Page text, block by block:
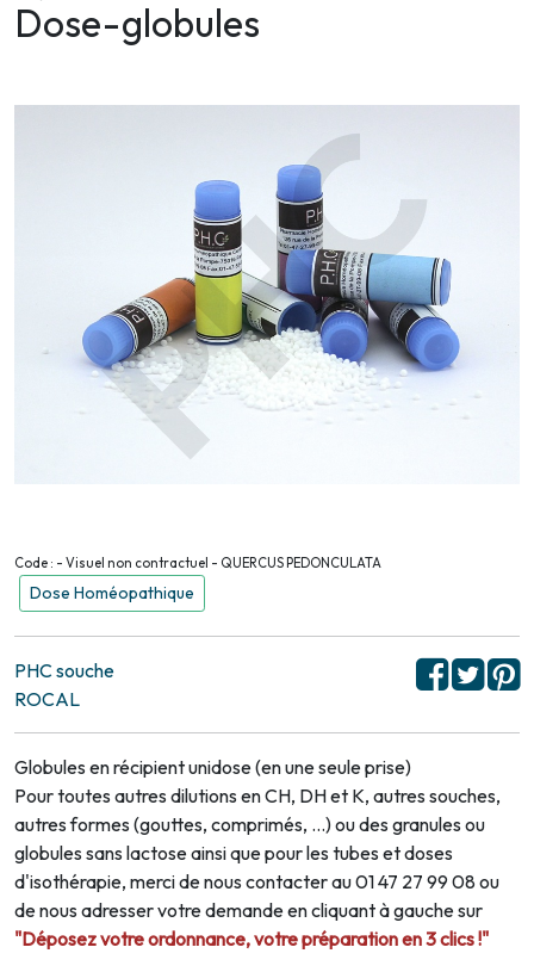
Dose-globules
Code : - Visuel non contractuel - QUERCUS PEDONCULATA
Dose Homéopathique
PHC souche
ROCAL
Globules en récipient unidose (en une seule prise)
Pour toutes autres dilutions en CH, DH et K, autres souches,
autres formes (gouttes, comprimés, …) ou des granules ou
globules sans lactose ainsi que pour les tubes et doses
d'isothérapie, merci de nous contacter au 01 47 27 99 08 ou
de nous adresser votre demande en cliquant à gauche sur
"Déposez votre ordonnance, votre préparation en 3 clics !"